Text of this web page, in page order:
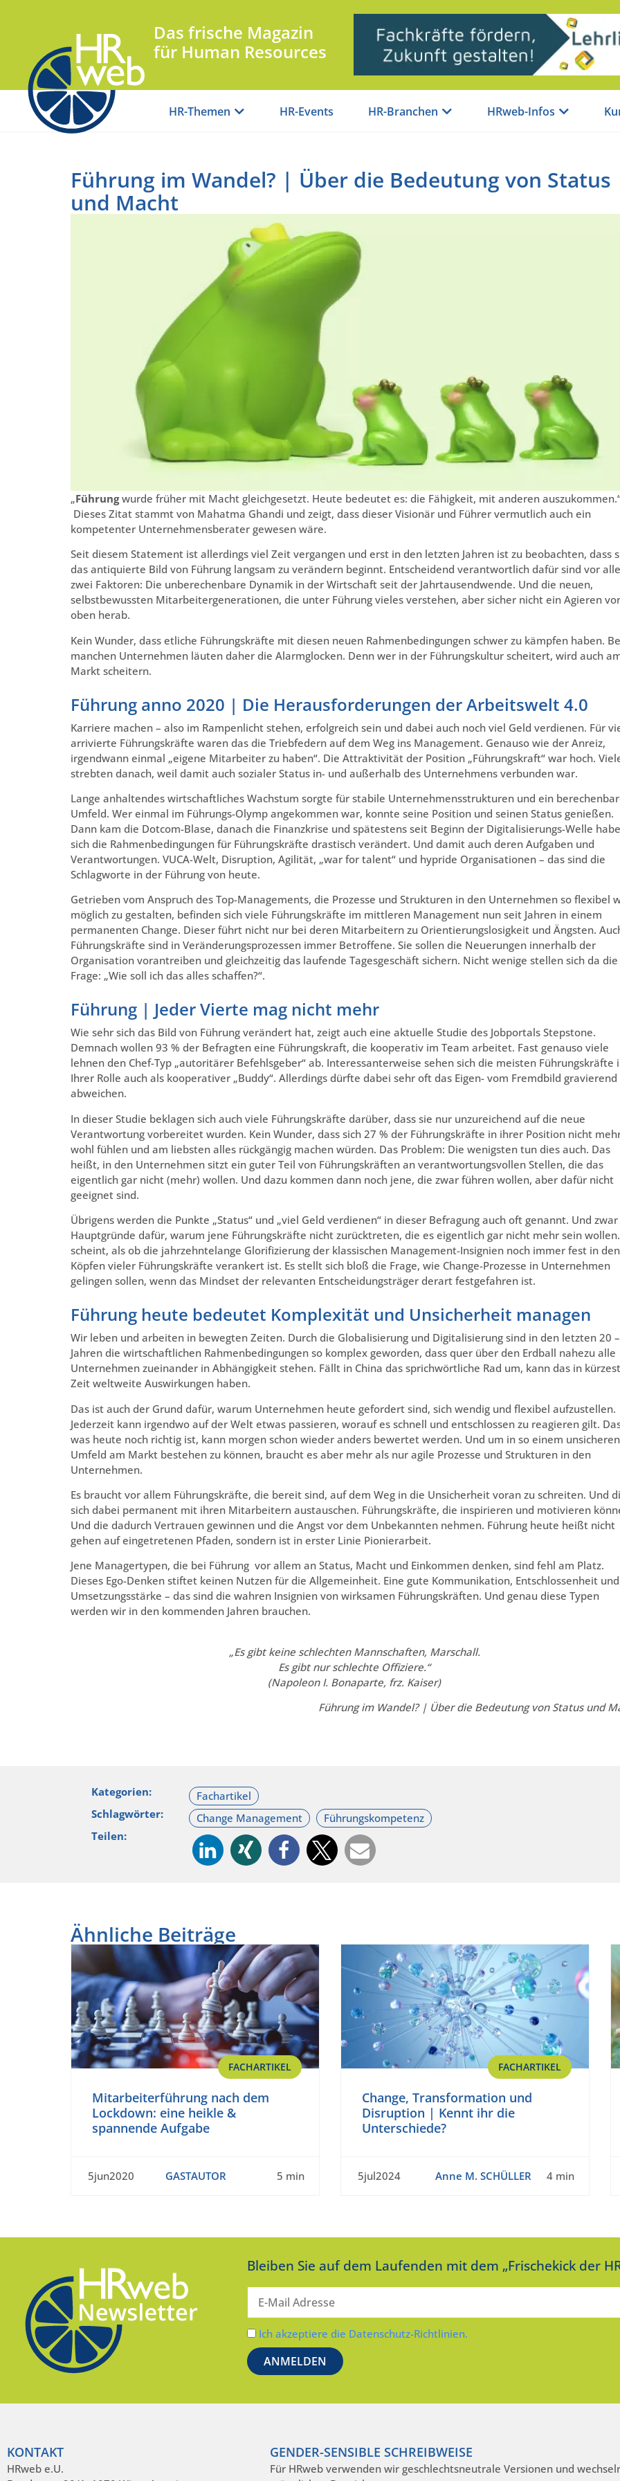
Das frische Magazin
für Human Resources
HR-Themen HR-Events HR-Branchen HRweb-Infos
Führung im Wandel? | Über die Bedeutung von Status
und Macht
„Führungwurde früher mit Macht gleichgesetzt. Heute bedeutet es: die Fähigkeit, mit anderen
Dieses Zitat stammt von Mahatma Ghandi und zeigt, dass dieser Visionär und Führer vermutlich auch ein
kompetenter Unternehmensberater gewesen wäre.
Seit diesem Statement ist allerdings viel Zeit vergangen und erst in den letzten Jahren ist zu beobachten, dass
das antiquierte Bild von Führung langsam zu verändern beginnt. Entscheidend verantwortlich dafür sind vor
zwei Faktoren: Die unberechenbare Dynamik in der Wirtschaft seit der Jahrtausendwende. Und die neuen,
selbstbewussten Mitarbeitergenerationen, die unter Führung vieles verstehen, aber sicher nicht ein Agieren
oben herab.
Kein Wunder, dass etliche Führungskräfte mit diesen neuen Rahmenbedingungen schwer zu kämpfen haben.
manchen Unternehmen läuten daher die Alarmglocken. Denn wer in der Führungskultur scheitert, wird auch
Markt scheitern.
Führung anno 2020 | Die Herausforderungen der Arbeitswelt 4.0
Karriere machen – also im Rampenlicht stehen, erfolgreich sein und dabei auch noch viel Geld verdienen. Für
arrivierte Führungskräfte waren das die Triebfedern auf dem Weg ins Management. Genauso wie der Anreiz,
irgendwann einmal „eigene Mitarbeiter zu haben“. Die Attraktivität der Position „Führungskraft“ war hoch.
strebten danach, weil damit auch sozialer Status in- und außerhalb des Unternehmens verbunden war.
Lange anhaltendes wirtschaftliches Wachstum sorgte für stabile Unternehmensstrukturen und ein
Umfeld. Wer einmal im Führungs-Olymp angekommen war, konnte seine Position und seinen Status genießen.
Dann kam die Dotcom-Blase, danach die Finanzkrise und spätestens seit Beginn der Digitalisierungs-Welle
sich die Rahmenbedingungen für Führungskräfte drastisch verändert. Und damit auch deren Aufgaben und
Verantwortungen. VUCA-Welt, Disruption, Agilität, „war for talent“ und hypride Organisationen – das sind die
Schlagworte in der Führung von heute.
Getrieben vom Anspruch des Top-Managements, die Prozesse und Strukturen in den Unternehmen so flexibel
möglich zu gestalten, befinden sich viele Führungskräfte im mittleren Management nun seit Jahren in einem
permanenten Change. Dieser führt nicht nur bei deren Mitarbeitern zu Orientierungslosigkeit und Ängsten.
Führungskräfte sind in Veränderungsprozessen immer Betroffene. Sie sollen die Neuerungen innerhalb der
Organisation vorantreiben und gleichzeitig das laufende Tagesgeschäft sichern. Nicht wenige stellen sich da die
Frage: „Wie soll ich das alles schaffen?“.
Führung | Jeder Vierte mag nicht mehr
Wie sehr sich das Bild von Führung verändert hat, zeigt auch eine aktuelle Studie des Jobportals Stepstone.
Demnach wollen 93 % der Befragten eine Führungskraft, die kooperativ im Team arbeitet. Fast genauso viele
lehnen den Chef-Typ „autoritärer Befehlsgeber“ ab. Interessanterweise sehen sich die meisten Führungskräfte
Ihrer Rolle auch als kooperativer „Buddy“. Allerdings dürfte dabei sehr oft das Eigen- vom Fremdbild gravierend
abweichen.
In dieser Studie beklagen sich auch viele Führungskräfte darüber, dass sie nur unzureichend auf die neue
Verantwortung vorbereitet wurden. Kein Wunder, dass sich 27 % der Führungskräfte in ihrer Position nicht
wohl fühlen und am liebsten alles rückgängig machen würden. Das Problem: Die wenigsten tun dies auch. Das
heißt, in den Unternehmen sitzt ein guter Teil von Führungskräften an verantwortungsvollen Stellen, die das
eigentlich gar nicht (mehr) wollen. Und dazu kommen dann noch jene, die zwar führen wollen, aber dafür nicht
geeignet sind.
Übrigens werden die Punkte „Status“ und „viel Geld verdienen“ in dieser Befragung auch oft genannt. Und
Hauptgründe dafür, warum jene Führungskräfte nicht zurücktreten, die es eigentlich gar nicht mehr sein wollen.
scheint, als ob die jahrzehntelange Glorifizierung der klassischen Management-Insignien noch immer fest in den
Köpfen vieler Führungskräfte verankert ist. Es stellt sich bloß die Frage, wie Change-Prozesse in Unternehmen
gelingen sollen, wenn das Mindset der relevanten Entscheidungsträger derart festgefahren ist.
Führung heute bedeutet Komplexität und Unsicherheit managen
Wir leben und arbeiten in bewegten Zeiten. Durch die Globalisierung und Digitalisierung sind in den letzten 20
Jahren die wirtschaftlichen Rahmenbedingungen so komplex geworden, dass quer über den Erdball nahezu alle
Unternehmen zueinander in Abhängigkeit stehen. Fällt in China das sprichwörtliche Rad um, kann das in
Zeit weltweite Auswirkungen haben.
Das ist auch der Grund dafür, warum Unternehmen heute gefordert sind, sich wendig und flexibel aufzustellen.
Jederzeit kann irgendwo auf der Welt etwas passieren, worauf es schnell und entschlossen zu reagieren gilt.
was heute noch richtig ist, kann morgen schon wieder anders bewertet werden. Und um in so einem unsicheren
Umfeld am Markt bestehen zu können, braucht es aber mehr als nur agile Prozesse und Strukturen in den
Unternehmen.
Es braucht vor allem Führungskräfte, die bereit sind, auf dem Weg in die Unsicherheit voran zu schreiten. Und
sich dabei permanent mit ihren Mitarbeitern austauschen. Führungskräfte, die inspirieren und motivieren
Und die dadurch Vertrauen gewinnen und die Angst vor dem Unbekannten nehmen. Führung heute heißt nicht
gehen auf eingetretenen Pfaden, sondern ist in erster Linie Pionierarbeit.
Jene Managertypen, die bei Führung vor allem an Status, Macht und Einkommen denken, sind fehl am Platz.
Dieses Ego-Denken stiftet keinen Nutzen für die Allgemeinheit. Eine gute Kommunikation, Entschlossenheit und
Umsetzungsstärke – das sind die wahren Insignien von wirksamen Führungskräften. Und genau diese Typen
werden wir in den kommenden Jahren brauchen.
„Es gibt keine schlechten Mannschaften, Marschall.
Es gibt nur schlechte Offiziere.“
(Napoleon I. Bonaparte, frz. Kaiser)
Führung im Wandel? | Über die Bedeutung von Status und
Kategorien:
Schlagwörter:
Teilen:
Ähnliche Beiträge
FACHARTIKEL
Mitarbeiterführung nach dem
Lockdown: eine heikle &
spannende Aufgabe
5jun2020 GASTAUTOR 5 min
FACHARTIKEL
Change, Transformation und
Disruption | Kennt ihr die
Unterschiede?
5jul2024 Anne M. SCHÜLLER 4 min
Bleiben Sie auf dem Laufenden mit dem „Frischekick der
Ich akzeptiere die Datenschutz-Richtlinien.
KONTAKT
HRweb e.U.
GENDER-SENSIBLE SCHREIBWEISE
Für HRweb verwenden wir geschlechtsneutrale Versionen und